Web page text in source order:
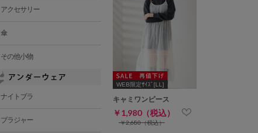
WEB限定ｻｲｽﾞ[LL]
キャミワンピース
￥1,980（税込）
￥2,680（税込）
アクセサリー
傘
その他小物
ナイトブラ
ブラジャー